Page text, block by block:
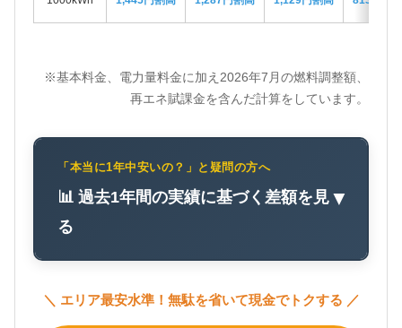
※基本料金、電力量料金に加え2026年7月の燃料調整額、
再エネ賦課金を含んだ計算をしています。
「本当に1年中安いの？」と疑問の方へ
📊 過去1年間の実績に基づく差額を見
る
▼
＼ エリア最安水準！無駄を省いて現金でトクする ／